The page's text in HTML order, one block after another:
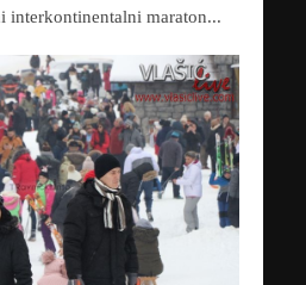
interkontinentalni maraton...